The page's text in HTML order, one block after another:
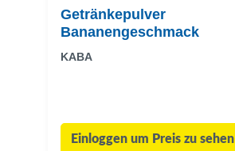
Getränkepulver
Bananengeschmack
KABA
Einloggen um Preis zu sehen